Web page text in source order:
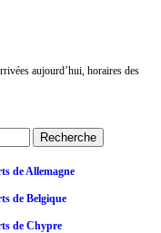
aujourd’hui, horaires des
de Allemagne
de Belgique
de Chypre